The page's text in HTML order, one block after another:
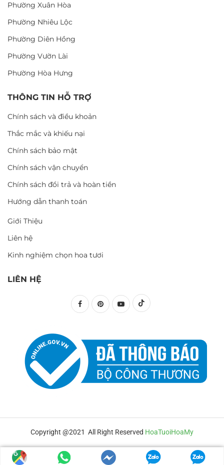
Phường Xuân Hòa
Phường Nhiêu Lộc
Phường Diên Hồng
Phường Vườn Lài
Phường Hòa Hưng
THÔNG TIN HỖ TRỢ
Chính sách và điều khoản
Thắc mắc và khiếu nại
Chính sách bảo mật
Chính sách vận chuyển
Chính sách đổi trả và hoàn tiền
Hướng dẫn thanh toán
Giới Thiệu
Liên hệ
Kinh nghiệm chọn hoa tươi
LIÊN HỆ
Copyright @2021 All Right Reserved HoaTuoiHoaMy